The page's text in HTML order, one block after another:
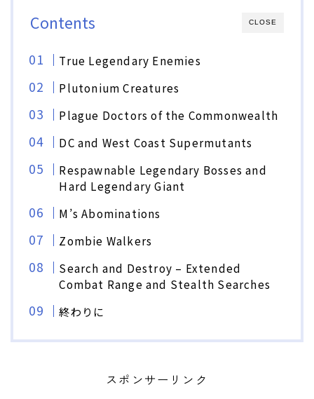
CLOSE
Contents
True Legendary Enemies
Plutonium Creatures
Plague Doctors of the Commonwealth
DC and West Coast Supermutants
Respawnable Legendary Bosses and
Hard Legendary Giant
M’s Abominations
Zombie Walkers
Search and Destroy – Extended
Combat Range and Stealth Searches
終わりに
スポンサーリンク